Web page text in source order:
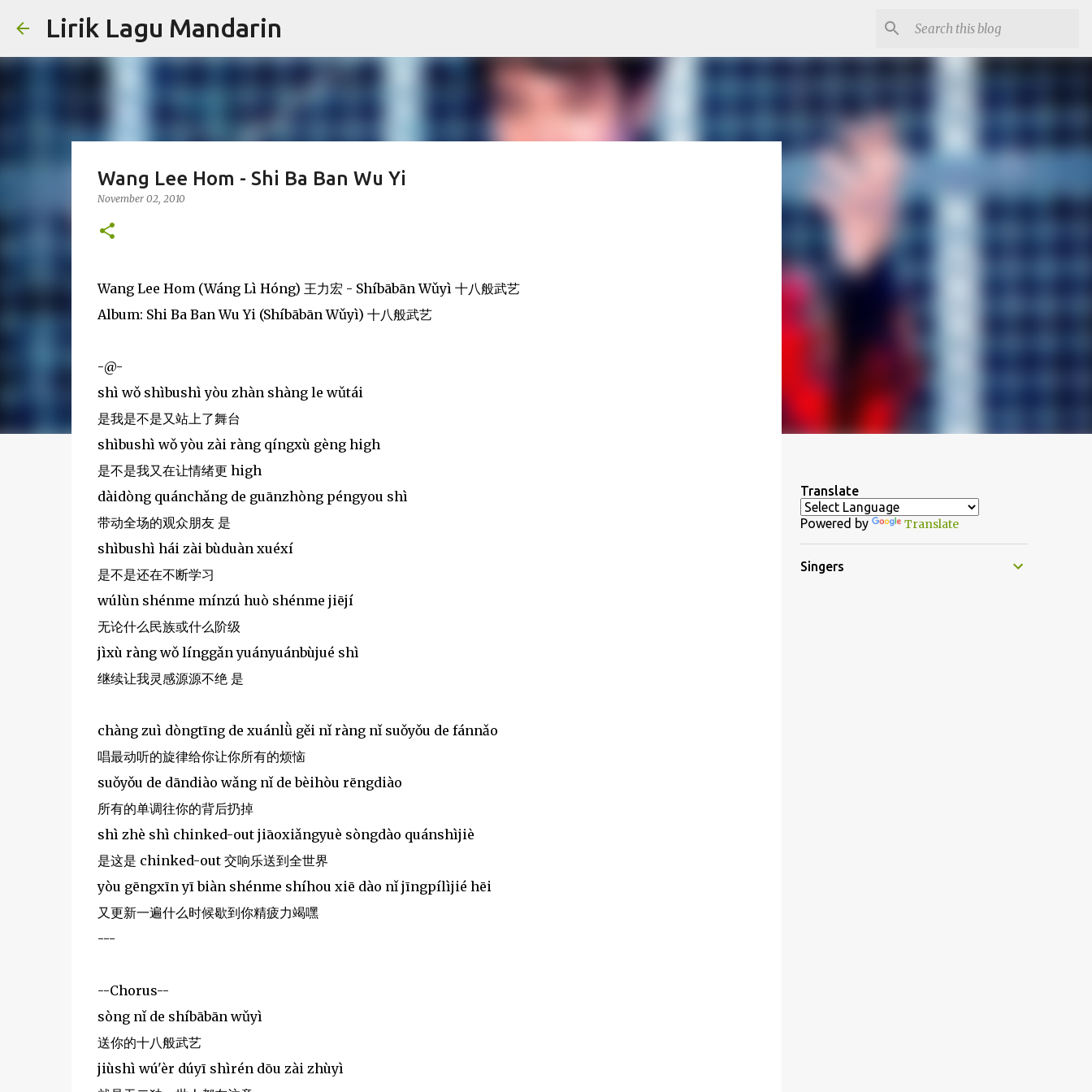
Lirik Lagu Mandarin
Wang Lee Hom - Shi Ba Ban Wu Yi
November 02, 2010
Wang Lee Hom (Wáng Lì Hóng) 王力宏 - Shíbābān Wǔyì 十八般武艺
Album: Shi Ba Ban Wu Yi (Shíbābān Wǔyì) 十八般武艺
-@-
shì wǒ shìbushì yòu zhàn shàng le wǔtái
是我是不是又站上了舞台
shìbushì wǒ yòu zài ràng qíngxù gèng high
是不是我又在让情绪更 high
dàidòng quánchǎng de guānzhòng péngyou shì
带动全场的观众朋友 是
shìbushì hái zài bùduàn xuéxí
是不是还在不断学习
wúlùn shénme mínzú huò shénme jiējí
无论什么民族或什么阶级
jìxù ràng wǒ línggǎn yuányuánbùjué shì
继续让我灵感源源不绝 是
chàng zuì dòngtīng de xuánlǜ gěi nǐ ràng nǐ suǒyǒu de fánnǎo
唱最动听的旋律给你让你所有的烦恼
suǒyǒu de dāndiào wǎng nǐ de bèihòu rēngdiào
所有的单调往你的背后扔掉
shì zhè shì chinked-out jiāoxiǎngyuè sòngdào quánshìjiè
是这是 chinked-out 交响乐送到全世界
yòu gēngxīn yī biàn shénme shíhou xiē dào nǐ jīngpílìjié hēi
又更新一遍什么时候歇到你精疲力竭嘿
---
--Chorus--
sòng nǐ de shíbābān wǔyì
送你的十八般武艺
jiùshì wú'èr dúyī shìrén dōu zài zhùyì
Translate
Powered by Translate
Singers